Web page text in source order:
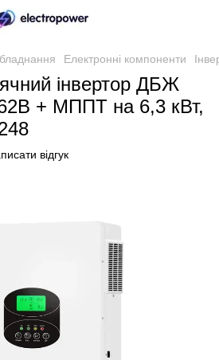
Електронні компоненти
інвертор ДБЖ
+ МППТ на 6,3 кВт,
відгук